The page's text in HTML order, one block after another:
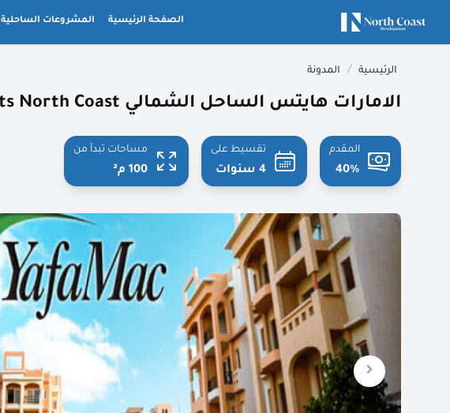
الصفحة الرئيسية المشروعات الساحلية
الرئيسية / المدونة
الامارات هايتس الساحل الشمالي Emirates Heights North Coast
المقدم
40%
تقسيط على
4 سنوات
مساحات تبدأ من
100 م²